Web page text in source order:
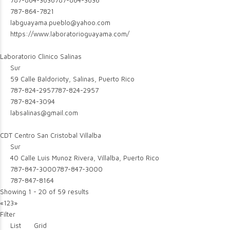
787-864-7821
labguayama.pueblo@yahoo.com
https://www.laboratorioguayama.com/
Laboratorio Clinico Salinas
Sur
59 Calle Baldorioty, Salinas, Puerto Rico
787-824-2957787-824-2957
787-824-3094
labsalinas@gmail.com
CDT Centro San Cristobal Villalba
Sur
40 Calle Luis Munoz Rivera, Villalba, Puerto Rico
787-847-3000787-847-3000
787-847-8164
Showing 1 - 20 of 59 results
«123»
Filter
List
Grid